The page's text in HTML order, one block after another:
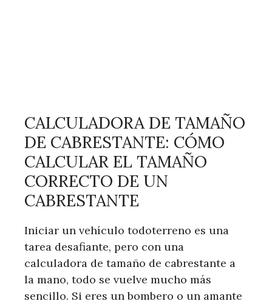
CALCULADORA DE TAMAÑO
DE CABRESTANTE: CÓMO
CALCULAR EL TAMAÑO
CORRECTO DE UN
CABRESTANTE
Iniciar un vehículo todoterreno es una
tarea desafiante, pero con una
calculadora de tamaño de cabrestante a
la mano, todo se vuelve mucho más
sencillo. Si eres un bombero o un amante